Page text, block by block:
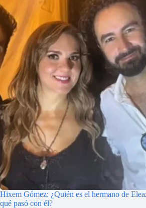
Hixem Gómez: ¿Quién es el hermano de
qué pasó con él?